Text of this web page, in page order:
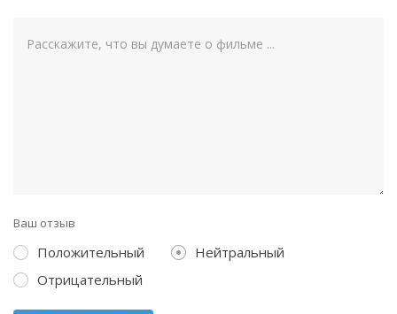
Ваш отзыв
Положительный
Нейтральный
Отрицательный